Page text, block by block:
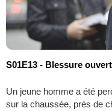
S01E13 - Blessure
Un jeune homme a été
sur la chaussée, près de